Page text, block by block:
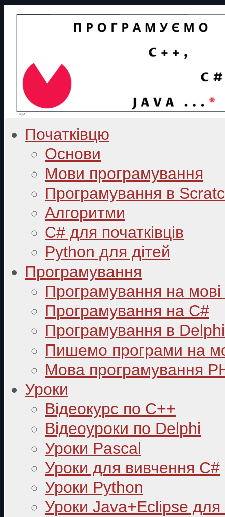
Початківцю
Основи
Мови програмування
Програмування в
Алгоритми
C# для початківців
Python для дітей
Програмування
Програмування на
Програмування на C#
Програмування в Delphi
Пишемо програми на
Мова програмування
Уроки
Відеокурс по С++
Відеоуроки по Delphi
Уроки Pascal
Уроки для вивчення C#
Уроки Python
Уроки Java+Eclipse